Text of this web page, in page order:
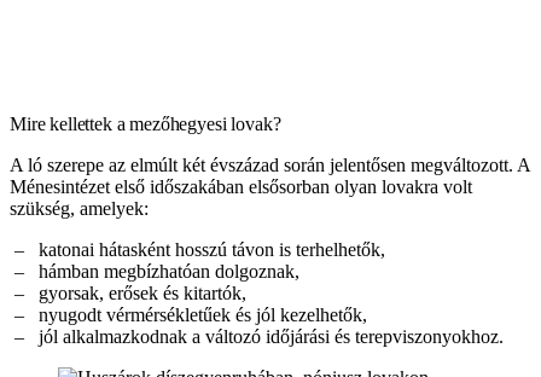
Mire kellettek a mezőhegyesi lovak?
A ló szerepe az elmúlt két évszázad során jelentősen megváltozott. A
Ménesintézet első időszakában elsősorban olyan lovakra volt
szükség, amelyek:
katonai hátasként hosszú távon is terhelhetők,
hámban megbízhatóan dolgoznak,
gyorsak, erősek és kitartók,
nyugodt vérmérsékletűek és jól kezelhetők,
jól alkalmazkodnak a változó időjárási és terepviszonyokhoz.